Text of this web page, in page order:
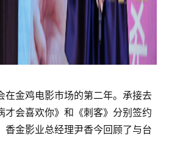
在金鸡电影市场的第二年。承接去
才会喜欢你》和《刺客》分别签约
香金影业总经理尹香今回顾了与台